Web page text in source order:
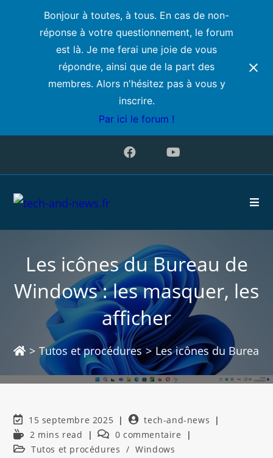
Bonjour à toutes, à tous. En cas de non-
réponse à votre questionnement, le forum
est là. Je me ferai une joie de vous
répondre, ainsi que de la part des
membres. Alors n'hésitez pas à vous y
inscrire.
Par ici le forum !
Les icônes du Bureau de
Windows : les masquer, les
afficher
> Tutos et procédures > Les icônes du Bureau
15 septembre 2025
tech-and-news
2 mins read
0 commentaire
Tutos et procédures / Windows